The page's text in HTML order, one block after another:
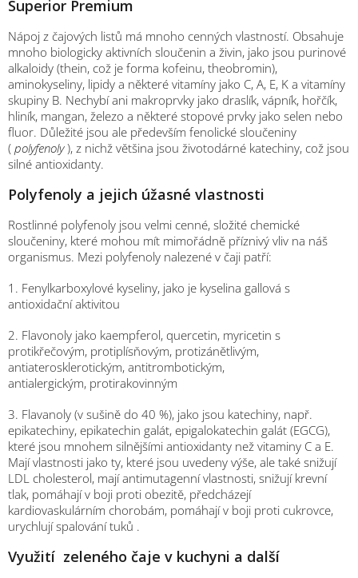
Superior Premium
Nápoj z čajových listů má mnoho cenných vlastností. Obsahuje
mnoho biologicky aktivních sloučenin a živin, jako jsou purinové
alkaloidy (thein, což je forma kofeinu, theobromin),
aminokyseliny, lipidy a některé vitamíny jako C, A, E, K a vitamíny
skupiny B. Nechybí ani makroprvky jako draslík, vápník, hořčík,
hliník, mangan, železo a některé stopové prvky jako selen nebo
fluor. Důležité jsou ale především fenolické sloučeniny
( polyfenoly), z nichž většina jsou životodárné katechiny, což jsou
silné antioxidanty.
Polyfenoly a jejich úžasné vlastnosti
Rostlinné polyfenoly jsou velmi cenné, složité chemické
sloučeniny, které mohou mít mimořádně příznivý vliv na náš
organismus. Mezi polyfenoly nalezené v čaji patří:
1. Fenylkarboxylové kyseliny, jako je kyselina gallová s
antioxidační aktivitou
2. Flavonoly jako kaempferol, quercetin, myricetin s
protikřečovým, protiplísňovým, protizánětlivým,
antiaterosklerotickým, antitrombotickým,
antialergickým, protirakovinným
3. Flavanoly (v sušině do 40 %), jako jsou katechiny, např.
epikatechiny, epikatechin galát, epigalokatechin galát (EGCG),
které jsou mnohem silnějšími antioxidanty než vitaminy C a E.
Mají vlastnosti jako ty, které jsou uvedeny výše, ale také snižují
LDL cholesterol, mají antimutagenní vlastnosti, snižují krevní
tlak, pomáhají v boji proti obezitě, předcházejí
kardiovaskulárním chorobám, pomáhají v boji proti cukrovce,
urychlují spalování tuků .
Využití zeleného čaje v kuchyni a další